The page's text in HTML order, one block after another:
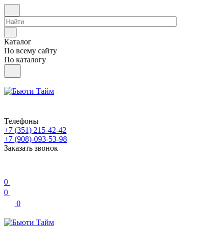
Каталог
По всему сайту
По каталогу
Телефоны
+7 (351) 215-42-42
+7 (908)-093-53-98
Заказать звонок
0
0
0